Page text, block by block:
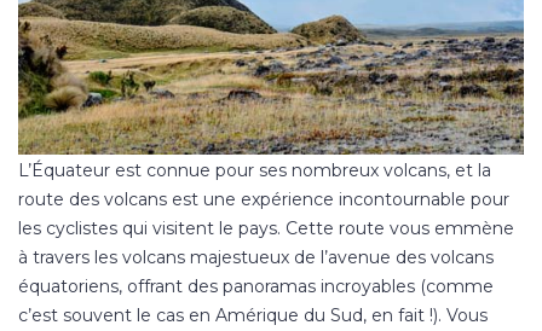
L’Équateur est connue pour ses nombreux volcans, et la
route des volcans est une expérience incontournable pour
les cyclistes qui visitent le pays. Cette route vous emmène
à travers les volcans majestueux de l’avenue des volcans
équatoriens, offrant des panoramas incroyables (comme
c’est souvent le cas en Amérique du Sud, en fait !). Vous